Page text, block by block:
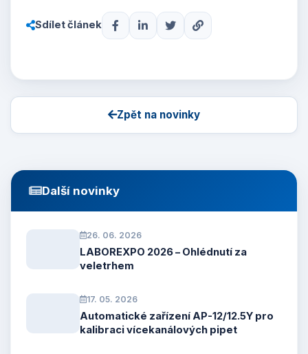
Sdílet článek
Zpět na novinky
Další novinky
26. 06. 2026
LABOREXPO 2026 – Ohlédnutí za
veletrhem
17. 05. 2026
Automatické zařízení AP-12/12.5Y pro
kalibraci vícekanálových pipet